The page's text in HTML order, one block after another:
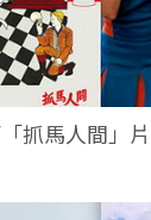
抓馬人間」